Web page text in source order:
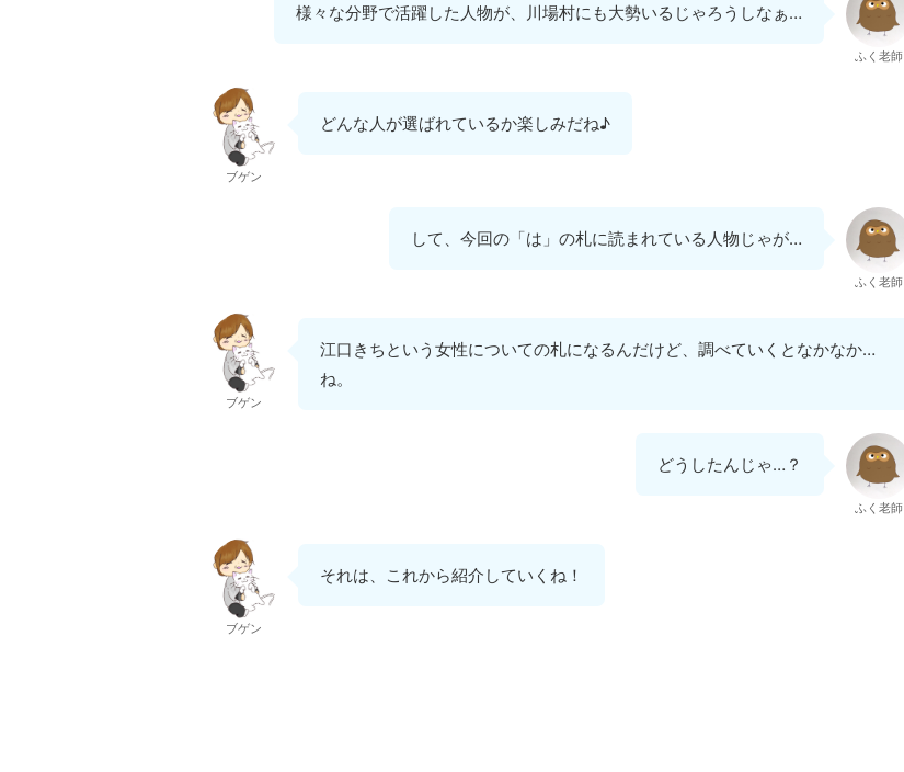
様々な分野で活躍した人物が、川場村にも大勢いるじゃろうしなぁ…
ふく老師
ブゲン
どんな人が選ばれているか楽しみだね♪
して、今回の「は」の札に読まれている人物じゃが…
ふく老師
ブゲン
江口きちという女性についての札になるんだけど、調べていくとなかなか…
ね。
どうしたんじゃ…？
ふく老師
ブゲン
それは、これから紹介していくね！